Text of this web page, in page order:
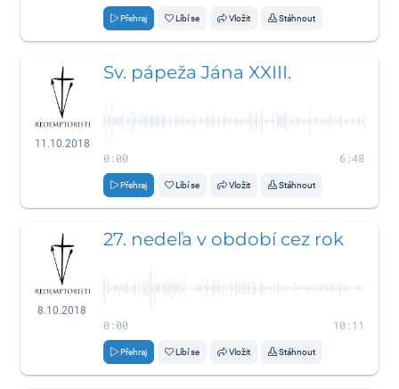
Přehraj Líbí se Vložit Stáhnout
11.10.2018
Sv. pápeža Jána XXIII.
0:00 6:48
Přehraj Líbí se Vložit Stáhnout
8.10.2018
27. nedeľa v období cez rok
0:00 10:11
Přehraj Líbí se Vložit Stáhnout